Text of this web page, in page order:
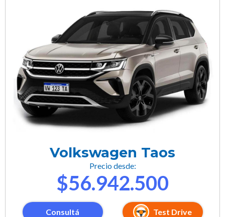
Volkswagen Taos
Precio desde:
$56.942.500
Consultá Test Drive